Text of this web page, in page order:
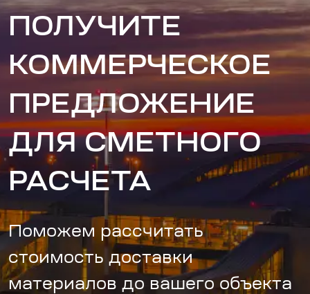
ПОЛУЧИТЕ
КОММЕРЧЕСКОЕ
ПРЕДЛОЖЕНИЕ
ДЛЯ СМЕТНОГО
РАСЧЕТА
Поможем рассчитать
стоимость доставки
материалов до вашего объекта